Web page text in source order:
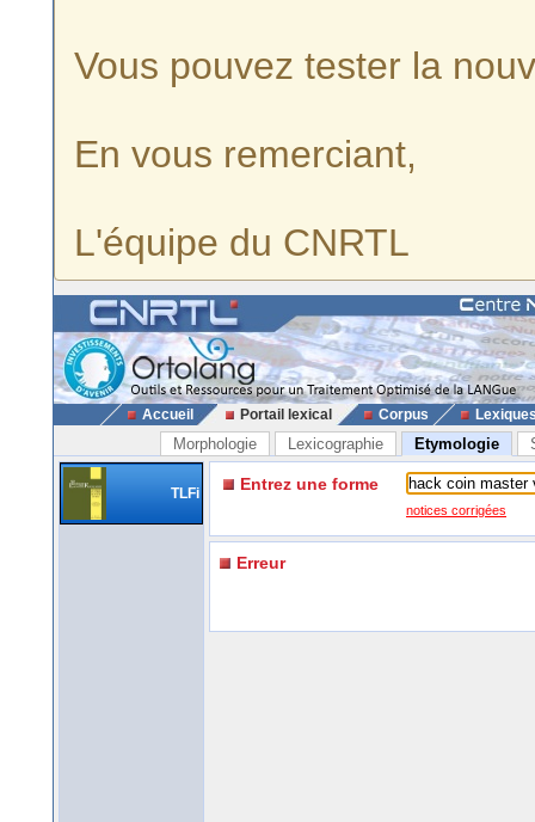
Vous pouvez tester la
En vous remerciant,
L'équipe du CNRTL
Accueil Portail lexical Corpus
Morphologie Lexicographie Etymologie
TLFi Entrez une forme
notices corrigées
Erreur